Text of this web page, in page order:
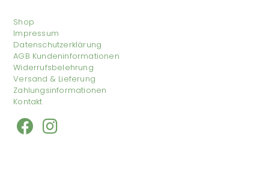
Shop
Impressum
Datenschutzerklärung
AGB Kundeninformationen
Widerrufsbelehrung
Versand & Lieferung
Zahlungsinformationen
Kontakt